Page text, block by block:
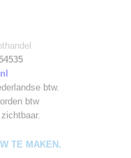
btw.
btw
TE MAKEN.